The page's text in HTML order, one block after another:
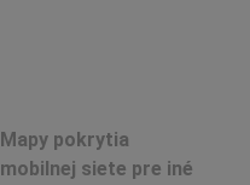
Mapy pokrytia
mobilnej siete pre iné